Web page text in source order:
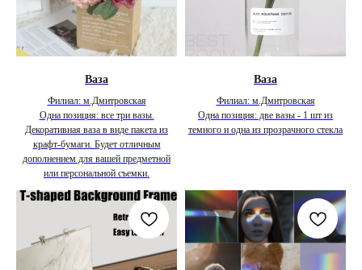
Ваза
Филиал: м.Дмитровская
Одна позиция: все три вазы.
Декоративная ваза в виде пакета из
крафт-бумаги. Будет отличным
дополнением для вашей предметной
или персональной съемки.
Ваза
Филиал: м.Дмитровская
Одна позиция: две вазы - 1 шт из
темного и одна из прозрачного стекла